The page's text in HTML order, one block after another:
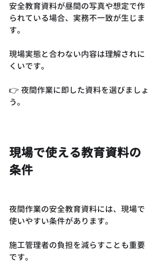
安全教育資料が昼間の写真や想定で作
られている場合、実務不一致が生じま
す。
現場実態と合わない内容は理解されに
くいです。
👉 夜間作業に即した資料を選びましょ
う。
現場で使える教育資料の
条件
夜間作業の安全教育資料には、現場で
使いやすい条件があります。
施工管理者の負担を減らすことも重要
です。